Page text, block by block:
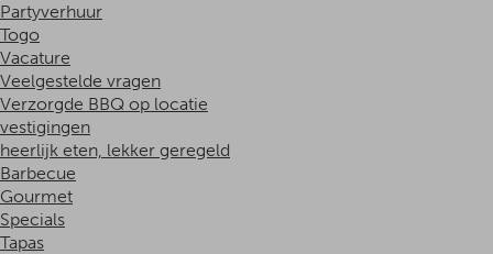
Partyverhuur
Togo
Vacature
Veelgestelde vragen
Verzorgde BBQ op locatie
vestigingen
heerlijk eten, lekker geregeld
Barbecue
Gourmet
Specials
Tapas